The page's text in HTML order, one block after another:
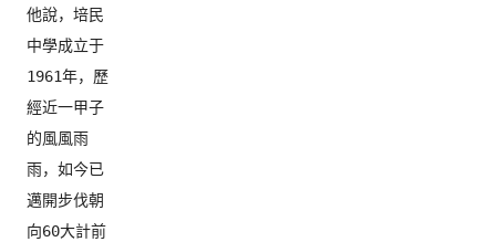
他說，培民
中學成立于
1961年，歷
經近一甲子
的風風雨
雨， 如今已
邁開步伐朝
向60大計前